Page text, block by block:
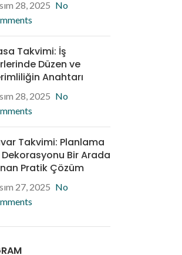
28, 2025 No
Takvimi: İş
Düzen ve
Anahtarı
28, 2025 No
Takvimi: Planlama
Bir Arada
Pratik Çözüm
27, 2025 No